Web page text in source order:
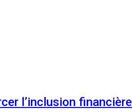
l’inclusion financière